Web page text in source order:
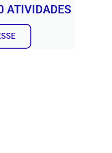
ATIVIDADES